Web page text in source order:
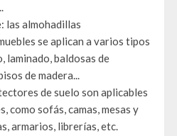
las almohadillas
se aplican a varios tipos
laminado, baldosas de
de madera...
de suelo son aplicables
como sofás, camas, mesas y
armarios, librerías, etc.